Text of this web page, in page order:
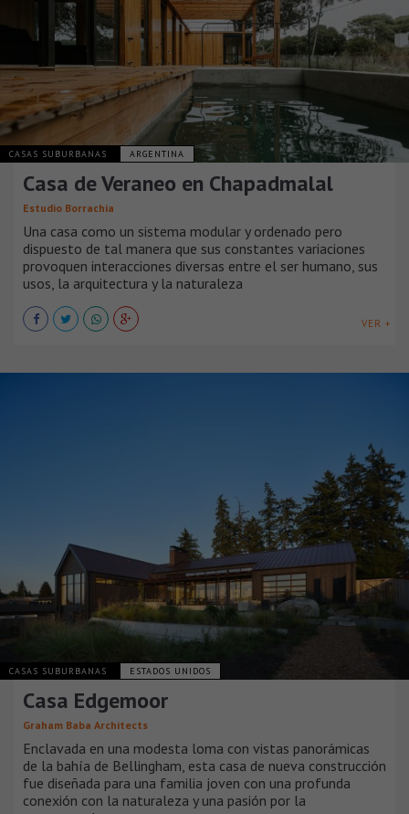
CASAS SUBURBANAS ARGENTINA
Casa de Veraneo en Chapadmalal
Estudio Borrachia
Una casa como un sistema modular y ordenado pero
dispuesto de tal manera que sus constantes variaciones
provoquen interacciones diversas entre el ser humano, sus
usos, la arquitectura y la naturaleza
VER +
CASAS SUBURBANAS ESTADOS UNIDOS
Casa Edgemoor
Graham Baba Architects
Enclavada en una modesta loma con vistas panorámicas
de la bahía de Bellingham, esta casa de nueva construcción
fue diseñada para una familia joven con una profunda
conexión con la naturaleza y una pasión por la